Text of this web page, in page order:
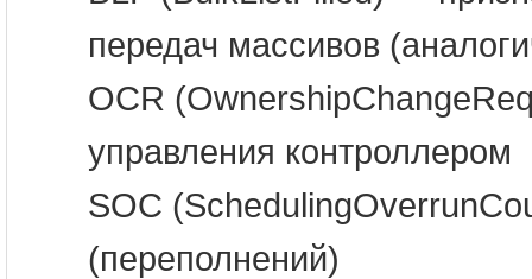
передач массивов
OCR
управления контроллером
SOC
(переполнений)